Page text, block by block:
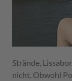
Strände,
nicht. Obwohl